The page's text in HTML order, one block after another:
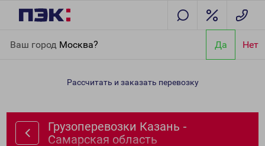
Ваш город Москва? Да Нет
область
Рассчитать и заказать перевозку
Грузоперевозки Казань -
Самарская область